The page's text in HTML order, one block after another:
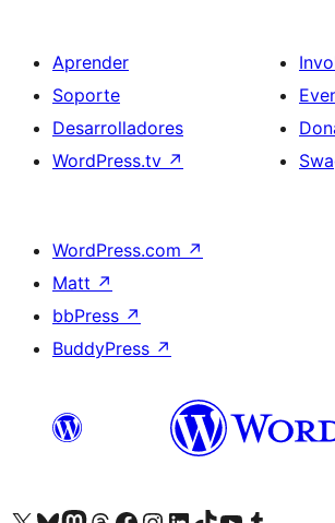
Aprender
Soporte
Desarrolladores
WordPress.tv ↗
WordPress.com ↗
Matt ↗
bbPress ↗
BuddyPress ↗